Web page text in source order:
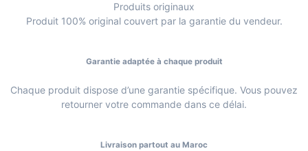
Produits originaux
Produit 100% original couvert par la garantie du vendeur.
Garantie adaptée à chaque produit
Chaque produit dispose d’une garantie spécifique. Vous pouvez
retourner votre commande dans ce délai.
Livraison partout au Maroc